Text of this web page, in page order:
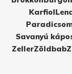
Karfiol
Savanyú
ZellerZöldbab